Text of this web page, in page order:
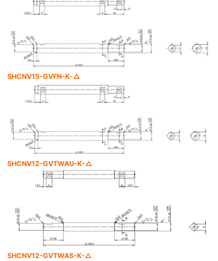
SHCNV15-GVFN-K-△
SHCNV12-GVTWAU-K-△
SHCNV12-GVTWAS-K-△